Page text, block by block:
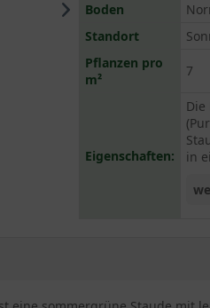
Boden
Standort
Pflanzen pro
m²
7
Eigenschaften:
in